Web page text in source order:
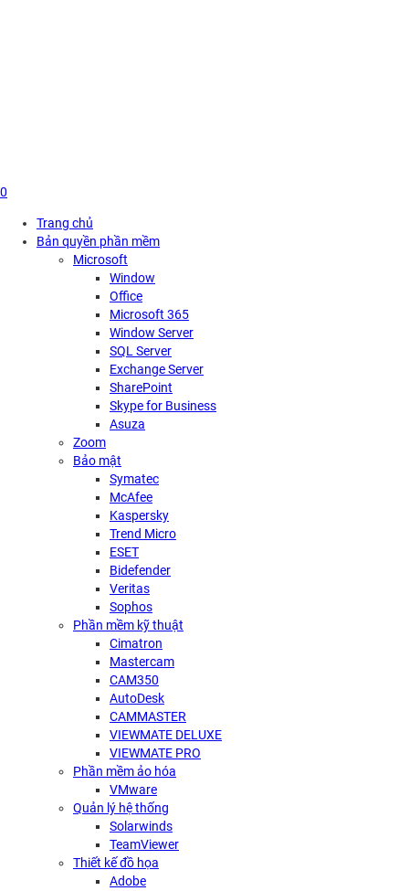
0
Trang chủ
Bản quyền phần mềm
Microsoft
Window
Office
Microsoft 365
Window Server
SQL Server
Exchange Server
SharePoint
Skype for Business
Asuza
Zoom
Bảo mật
Symatec
McAfee
Kaspersky
Trend Micro
ESET
Bidefender
Veritas
Sophos
Phần mềm kỹ thuật
Cimatron
Mastercam
CAM350
AutoDesk
CAMMASTER
VIEWMATE DELUXE
VIEWMATE PRO
Phần mềm ảo hóa
VMware
Quản lý hệ thống
Solarwinds
TeamViewer
Thiết kế đồ họa
Adobe